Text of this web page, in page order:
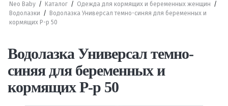
Neo Baby / Каталог / Одежда для кормящих и беременных женщин /
Водолазки /
Водолазка Универсал темно-синяя для беременных и
кормящих Р-р 50
Водолазка Универсал темно-
синяя для беременных и
кормящих Р-р 50